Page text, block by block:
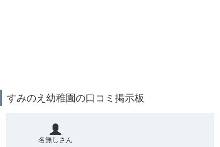
すみのえ幼稚園の口コミ掲示板
名無しさん